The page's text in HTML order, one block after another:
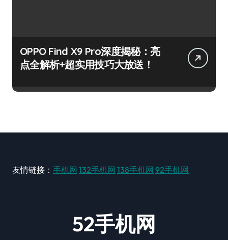
OPPO Find X9 Pro深度揭秘：亮
点全解析+超实用技巧大放送！
友情链接： 手机网 132手机网 138手机网 92手机网
52手机网